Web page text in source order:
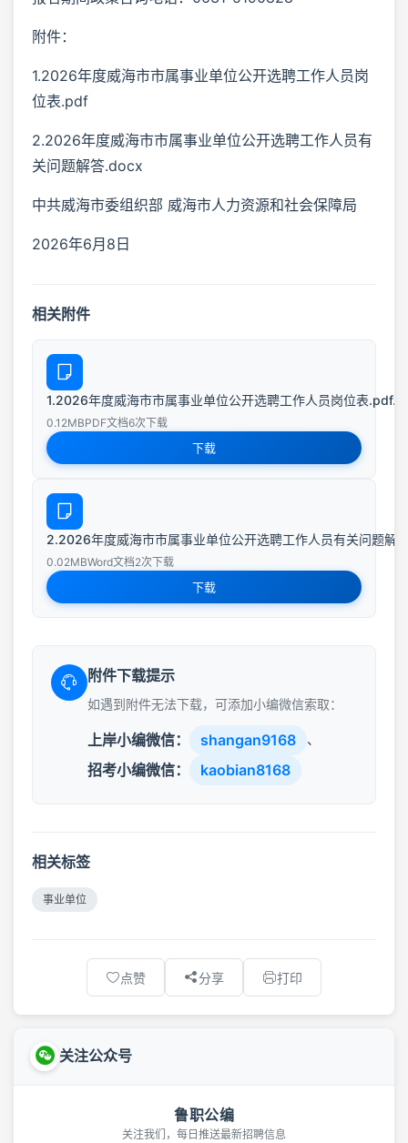
附件：
1.2026年度威海市市属事业单位公开选聘工作人员岗
位表.pdf
2.2026年度威海市市属事业单位公开选聘工作人员有
关问题解答.docx
中共威海市委组织部 威海市人力资源和社会保障局
2026年6月8日
相关附件
1.2026年度威海市市属事业单位公开选聘工作人员岗位表
0.12MBPDF文档6次下载
下载
2.2026年度威海市市属事业单位公开选聘工作人员有关问题解
0.02MBWord文档2次下载
下载
附件下载提示
如遇到附件无法下载，可添加小编微信索取：
上岸小编微信： shangan9168 、
招考小编微信： kaobian8168
相关标签
事业单位
点赞 分享 打印
关注公众号
鲁职公编
关注我们，每日推送最新招聘信息